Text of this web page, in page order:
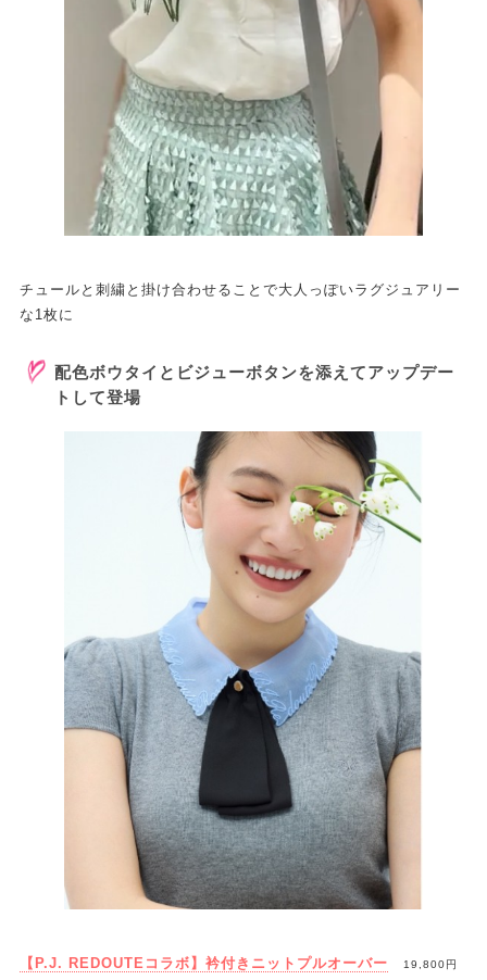
チュールと刺繍と掛け合わせることで大人っぽいラグジュアリー
な1枚に
配色ボウタイとビジューボタンを添えてアップデー
トして登場
【P.J. REDOUTEコラボ】衿付きニットプルオーバー 19,800円